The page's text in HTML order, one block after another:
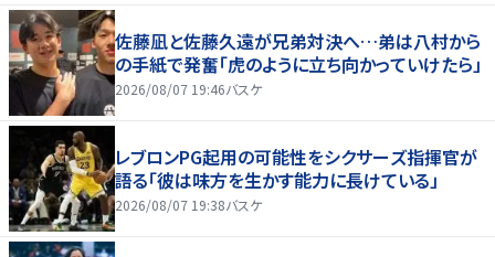
佐藤凪と佐藤久遠が兄弟対決へ…弟は八村から
の手紙で発奮「虎のように立ち向かっていけたら」
2026/08/07 19:46バスケ
レブロンPG起用の可能性をシクサーズ指揮官が
語る「彼は味方を生かす能力に長けている」
2026/08/07 19:38バスケ